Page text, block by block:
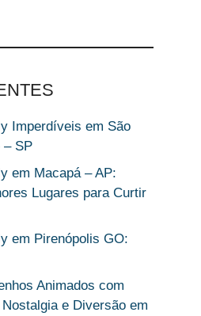
Imperdíveis em São
– SP
em Macapá – AP:
Lugares para Curtir
em Pirenópolis GO:
Animados com
e Diversão em